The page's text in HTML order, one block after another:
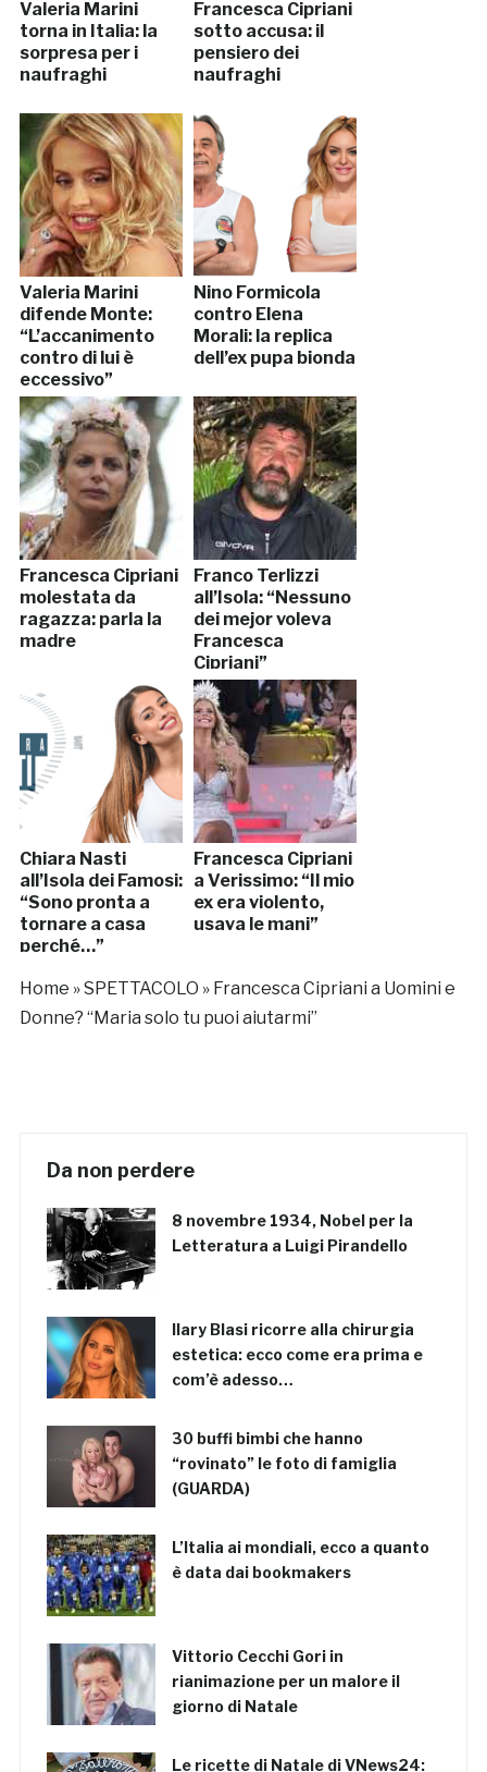
Valeria Marini
torna in Italia: la
sorpresa per i
naufraghi
Francesca Cipriani
sotto accusa: il
pensiero dei
naufraghi
Valeria Marini
difende Monte:
“L’accanimento
contro di lui è
eccessivo”
Nino Formicola
contro Elena
Morali: la replica
dell’ex pupa bionda
Francesca Cipriani
molestata da
ragazza: parla la
madre
Franco Terlizzi
all’Isola: “Nessuno
dei mejor voleva
Francesca
Cipriani”
Chiara Nasti
all’Isola dei Famosi:
“Sono pronta a
tornare a casa
perché…”
Francesca Cipriani
a Verissimo: “Il mio
ex era violento,
usava le mani”
Home »SPETTACOLO » Francesca Cipriani a Uomini e
Donne? “Maria solo tu puoi aiutarmi”
Da non perdere
8 novembre 1934, Nobel per la
Letteratura a Luigi Pirandello
Ilary Blasi ricorre alla chirurgia
estetica: ecco come era prima e
com’è adesso…
30 buffi bimbi che hanno
“rovinato” le foto di famiglia
(GUARDA)
L’Italia ai mondiali, ecco a quanto
è data dai bookmakers
Vittorio Cecchi Gori in
rianimazione per un malore il
giorno di Natale
Le ricette di Natale di VNews24: